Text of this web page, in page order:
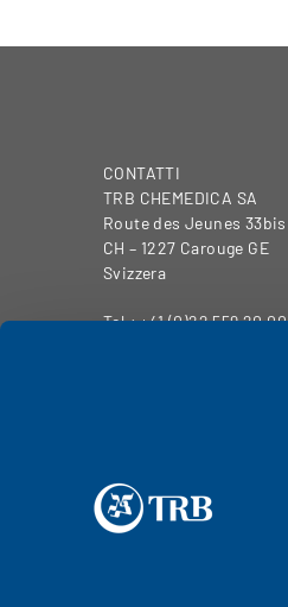
CONTATTI
TRB CHEMEDICA SA
Route des Jeunes 33bis
CH – 1227 Carouge GE
Svizzera
Tel.: +41 (0)22 559 20 00